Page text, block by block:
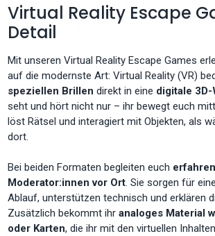
Virtual Reality Escape
Detail
Mit unseren Virtual Reality Escape Games
auf die modernste Art: Virtual Reality (VR)
speziellen Brillen direkt in eine digitale 3D-
seht und hört nicht nur – ihr bewegt euch
löst Rätsel und interagiert mit Objekten, als
dort.
Bei beiden Formaten begleiten euch
Moderator:innen vor Ort. Sie sorgen für
Ablauf, unterstützen technisch und erklären
Zusätzlich bekommt ihranaloges Material
oder Karten, die ihr mit den virtuellen